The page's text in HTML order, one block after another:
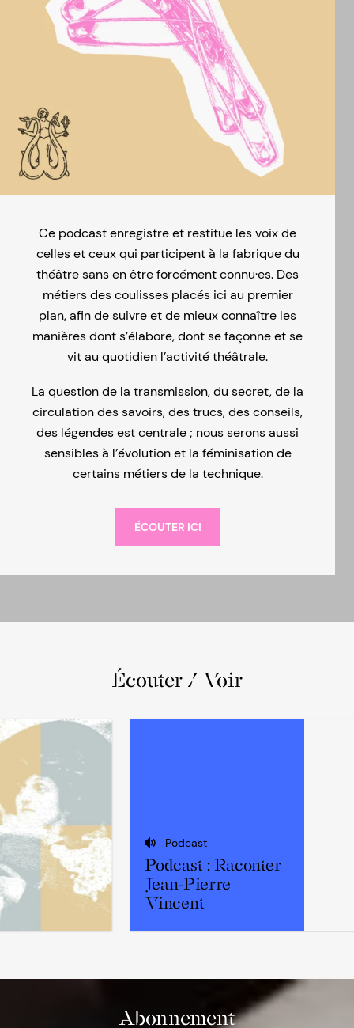
Ce podcast enregistre et restitue les voix de
celles et ceux qui participent à la fabrique du
théâtre sans en être forcément connu·es. Des
métiers des coulisses placés ici au premier
plan, afin de suivre et de mieux connaître les
manières dont s’élabore, dont se façonne et se
vit au quotidien l’activité théâtrale.
La question de la transmission, du secret, de la
circulation des savoirs, des trucs, des conseils,
des légendes est centrale ; nous serons aussi
sensibles à l’évolution et la féminisation de
certains métiers de la technique.
ÉCOUTER ICI
Écouter / Voir
Podcast
Podcast : Raconter
Jean-Pierre
Vincent
Abonnement